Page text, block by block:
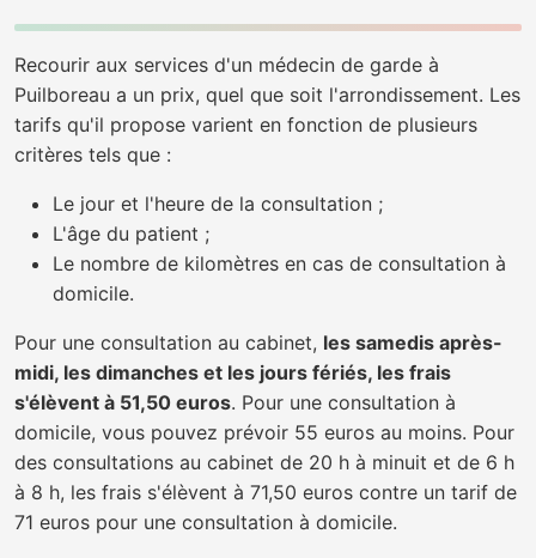
Recourir aux services d'un médecin de garde à
Puilboreau a un prix, quel que soit l'arrondissement. Les
tarifs qu'il propose varient en fonction de plusieurs
critères tels que :
Le jour et l'heure de la consultation ;
L'âge du patient ;
Le nombre de kilomètres en cas de consultation à
domicile.
Pour une consultation au cabinet, les samedis après-
midi, les dimanches et les jours fériés, les frais
s'élèvent à 51,50 euros. Pour une consultation à
domicile, vous pouvez prévoir 55 euros au moins. Pour
des consultations au cabinet de 20 h à minuit et de 6 h
à 8 h, les frais s'élèvent à 71,50 euros contre un tarif de
71 euros pour une consultation à domicile.